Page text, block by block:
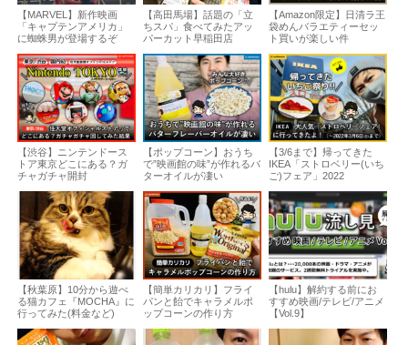
【MARVEL】新作映画
「キャプテンアメリカ」
に蜘蛛男が登場するぞ
【高田馬場】話題の「立
ちスパ」食べてみたアッ
パーカット早稲田店
【Amazon限定】日清ラ王
袋めんバラエティーセッ
ト買いが楽しい件
【渋谷】ニンテンドース
トア東京どこにある？ガ
チャガチャ開封
【ポップコーン】おうち
で”映画館の味”が作れるバ
ターオイルが凄い
【3/6まで】帰ってきた
IKEA「ストロベリー(いち
ご)フェア」2022
【秋葉原】10分から遊べ
る猫カフェ『MOCHA』に
行ってみた(料金など)
【簡単カリカリ】フライ
パンと飴でキャラメルポ
ップコーンの作り方
【hulu】解約する前にお
すすめ映画/テレビ/アニメ
【Vol.9】